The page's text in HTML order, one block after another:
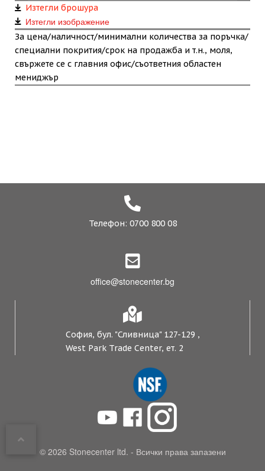
Изтегли брошура
Изтегли изображение
За цена/наличност/минимални количества за поръчка/
специални покрития/срок на продажба и т.н., моля,
свържете се с главния офис/съответния областен
мениджър
Телефон: 0700 800 08
office@stonecenter.bg
София, бул. "Сливница" 127-129 ,
West Park Trade Center, ет. 2
© 2026 Stonecenter ltd. - Всички права запазени